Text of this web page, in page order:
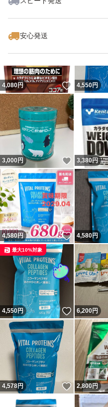
安心発送
4,080円 いいね！
4,550円
3,000円 いいね！
3,380円
4,580円 いいね！
4,580円
4,550円 いいね！
最大10%対象
6,200円
4,578円 いいね！
2,800円